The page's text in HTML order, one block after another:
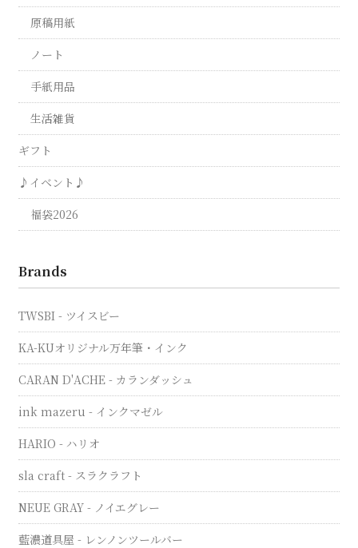
原稿用紙
ノート
手紙用品
生活雑貨
ギフト
♪イベント♪
福袋2026
Brands
TWSBI - ツイスビー
KA-KUオリジナル万年筆・インク
CARAN D'ACHE - カランダッシュ
ink mazeru - インクマゼル
HARIO - ハリオ
sla craft - スラクラフト
NEUE GRAY - ノイエグレー
藍濃道具屋 - レンノンツールバー